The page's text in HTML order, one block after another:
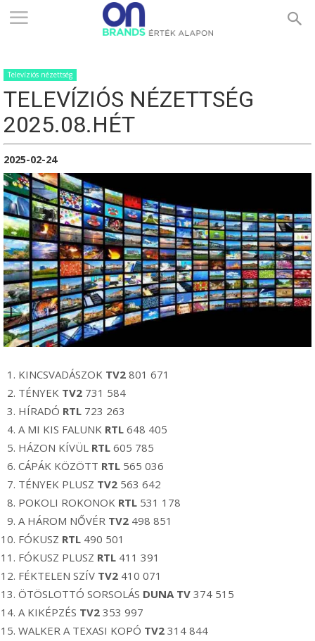
ONBRANDS
–
ALAPON
Televíziós nézettség
TELEVÍZIÓS NÉZETTSÉG
2025.08.HÉT
2025-02-24
KINCSVADÁSZOK TV2 801 671
TÉNYEK TV2 731 584
HÍRADÓ RTL 723 263
A MI KIS FALUNK RTL 648 405
HÁZON KÍVÜL RTL 605 785
CÁPÁK KÖZÖTT RTL 565 036
TÉNYEK PLUSZ TV2 563 642
POKOLI ROKONOK RTL 531 178
A HÁROM NŐVÉR TV2 498 851
FÓKUSZ RTL 490 501
FÓKUSZ PLUSZ RTL 411 391
FÉKTELEN SZÍV TV2 410 071
ÖTÖSLOTTÓ SORSOLÁS DUNA TV 374 515
A KIKÉPZÉS TV2 353 997
WALKER A TEXASI KOPÓ TV2 314 844